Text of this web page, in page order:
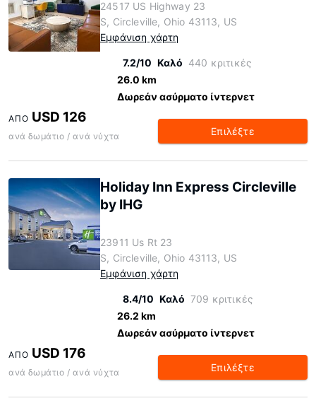
24517 US Highway 23
S, Circleville, Ohio 43113, US
Εμφάνιση χάρτη
7.2/10 Καλό 440 κριτικές
26.0 km
Δωρεάν ασύρματο ίντερνετ
ΑΠΌ USD 126
ανά δωμάτιο / ανά νύχτα Επιλέξτε
Holiday Inn Express Circleville
by IHG
23911 Us Rt 23
S, Circleville, Ohio 43113, US
Εμφάνιση χάρτη
8.4/10 Καλό 709 κριτικές
26.2 km
Δωρεάν ασύρματο ίντερνετ
ΑΠΌ USD 176
ανά δωμάτιο / ανά νύχτα Επιλέξτε